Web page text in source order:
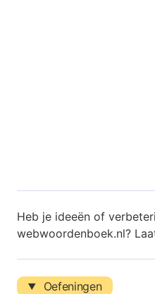
Heb je ideeën of
webwoordenboek.nl?
Oefeningen